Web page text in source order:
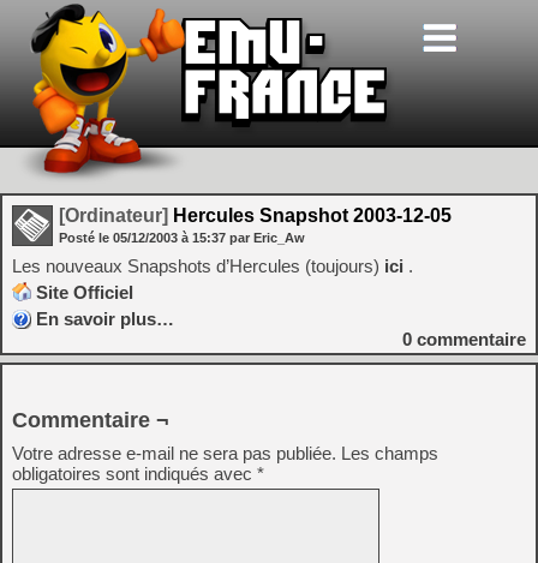
[Ordinateur] Hercules Snapshot 2003-12-05
Posté le 05/12/2003 à 15:37 par Eric_Aw
Les nouveaux Snapshots d’Hercules (toujours) ici .
Site Officiel
En savoir plus…
0 commentaire
Commentaire ¬
Votre adresse e-mail ne sera pas publiée. Les champs
obligatoires sont indiqués avec *